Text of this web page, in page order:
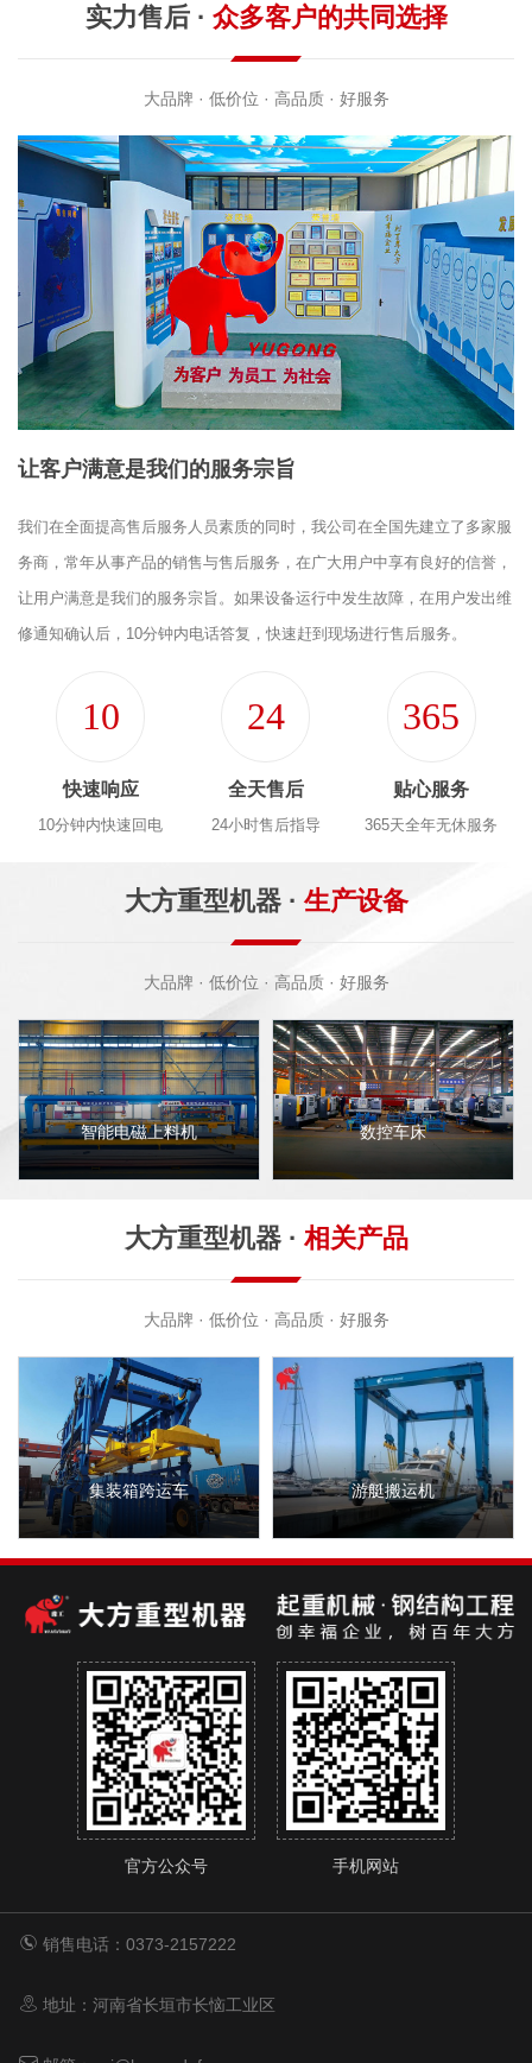
实力售后 · 众多客户的共同选择
大品牌 · 低价位 · 高品质 · 好服务
让客户满意是我们的服务宗旨
我们在全面提高售后服务人员素质的同时，我公司在全国先建立了多家服
务商，常年从事产品的销售与售后服务，在广大用户中享有良好的信誉，
让用户满意是我们的服务宗旨。如果设备运行中发生故障，在用户发出维
修通知确认后，10分钟内电话答复，快速赶到现场进行售后服务。
10
快速响应
10分钟内快速回电
24
全天售后
24小时售后指导
365
贴心服务
365天全年无休服务
大方重型机器 · 生产设备
大品牌 · 低价位 · 高品质 · 好服务
智能电磁上料机 数控车床
大方重型机器 · 相关产品
大品牌 · 低价位 · 高品质 · 好服务
集装箱跨运车 游艇搬运机
官方公众号 手机网站
销售电话：0373-2157222
地址：河南省长垣市长恼工业区